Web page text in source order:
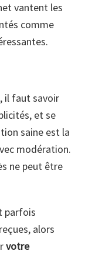
vantent les
comme
il faut savoir
et se
saine est la
modération.
ne peut être
parfois
alors
votre